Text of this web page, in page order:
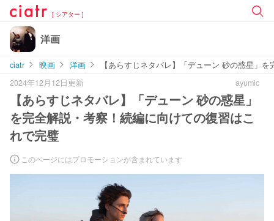
[ シアター ]
洋画
ciatr 映画 洋画
【あらすじネタバレ】「デューン 砂の惑星」
2024年12月12日更新
ayumic
【あらすじネタバレ】「デューン 砂の惑星」
を完全解説・考察！続編に向けての復習はこ
れで完璧
このページにはプロモーションが含まれています